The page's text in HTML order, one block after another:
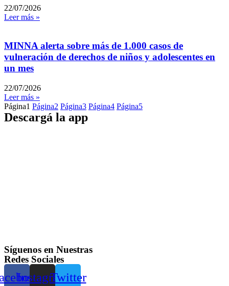
22/07/2026
Leer más »
MINNA alerta sobre más de 1.000 casos de
vulneración de derechos de niños y adolescentes en
un mes
22/07/2026
Leer más »
Página1 Página2 Página3 Página4 Página5
Descargá la app
Síguenos en Nuestras
Redes Sociales
InstagramTwitter